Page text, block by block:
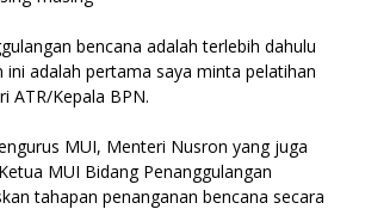
bencana adalah terlebih dahulu
ini adalah pertama saya minta pelatihan
ATR/Kepala BPN.
MUI, Menteri Nusron yang juga
MUI Bidang Penanggulangan
tahapan penanganan bencana secara